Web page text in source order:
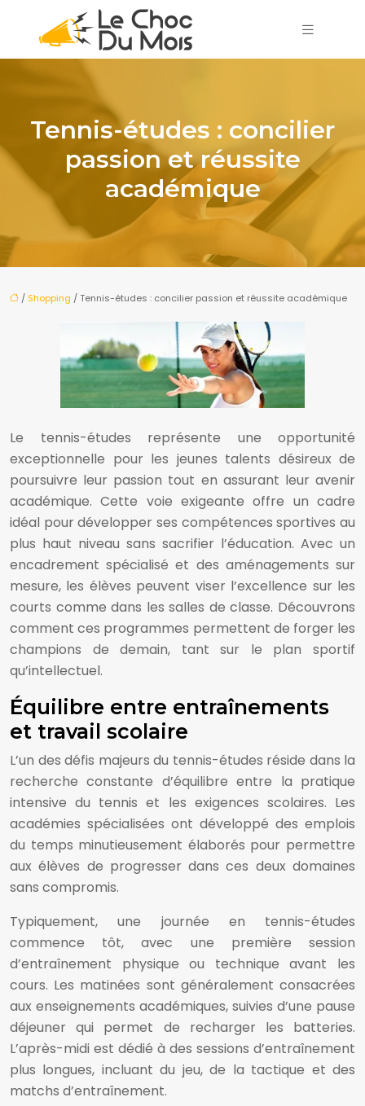
Tennis-études : concilier
passion et réussite
académique
/ Shopping / Tennis-études : concilier passion et réussite académique
Le tennis-études représente une opportunité
exceptionnelle pour les jeunes talents désireux de
poursuivre leur passion tout en assurant leur avenir
académique. Cette voie exigeante offre un cadre
idéal pour développer ses compétences sportives au
plus haut niveau sans sacrifier l’éducation. Avec un
encadrement spécialisé et des aménagements sur
mesure, les élèves peuvent viser l’excellence sur les
courts comme dans les salles de classe. Découvrons
comment ces programmes permettent de forger les
champions de demain, tant sur le plan sportif
qu’intellectuel.
Équilibre entre entraînements
et travail scolaire
L’un des défis majeurs du tennis-études réside dans la
recherche constante d’équilibre entre la pratique
intensive du tennis et les exigences scolaires. Les
académies spécialisées ont développé des emplois
du temps minutieusement élaborés pour permettre
aux élèves de progresser dans ces deux domaines
sans compromis.
Typiquement, une journée en tennis-études
commence tôt, avec une première session
d’entraînement physique ou technique avant les
cours. Les matinées sont généralement consacrées
aux enseignements académiques, suivies d’une pause
déjeuner qui permet de recharger les batteries.
L’après-midi est dédié à des sessions d’entraînement
plus longues, incluant du jeu, de la tactique et des
matchs d’entraînement.